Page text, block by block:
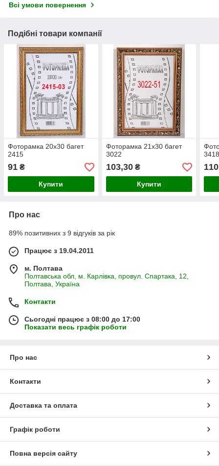
Всі умови повернення
Подібні товари компанії
Фоторамка 20х30 багет
2415
91 ₴
Купити
Фоторамка 21х30 багет
3022
103,30₴
Купити
Про нас
89% позитивних з 9 відгуків за рік
Працює з 19.04.2011
м. Полтава
Полтавська обл, м. Карлівка, провул. Спартака, 12,
Полтава, Україна
Контакти
Сьогодні працює з 08:00 до 17:00
Показати весь графік роботи
Про нас
Контакти
Доставка та оплата
Графік роботи
Повна версія сайту